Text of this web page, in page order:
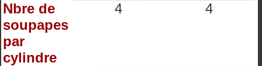
Nbre de
soupapes
par
cylindre
4 4